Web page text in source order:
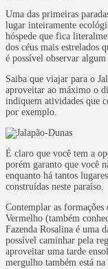
Uma das primeiras
lugar inteiramente
hóspede que fica
dos céus mais estrelados
é possível observar
Saiba que viajar para o
aproveitar ao máximo o
indiquem atividades que
por exemplo.
É claro que você tem a
porém garanto que você
enquanto há tantos
construídas neste paraíso.
Contemplar as
Vermelho (também
Fazenda Rosalina é uma
possível caminhar pela
aproveitar uma tarde
mergulho também está